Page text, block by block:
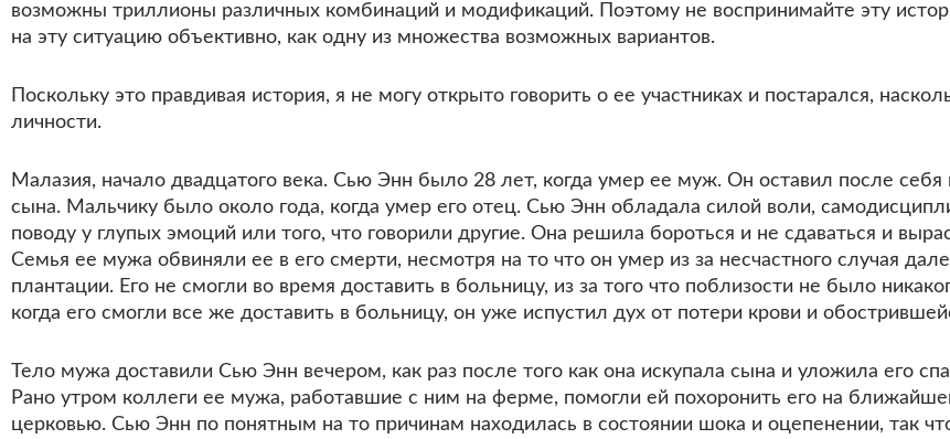
возможны триллионы различных комбинаций и модификаций. Поэтому не воспринимайте эту
на эту ситуацию объективно, как одну из множества возможных вариантов.
Поскольку это правдивая история, я не могу открыто говорить о ее участниках и постарался,
личности.
Малазия, начало двадцатого века. Сью Энн было 28 лет, когда умер ее муж. Он оставил после себя
сына. Мальчику было около года, когда умер его отец. Сью Энн обладала силой воли,
поводу у глупых эмоций или того, что говорили другие. Она решила бороться и не сдаваться и
Семья ее мужа обвиняли ее в его смерти, несмотря на то что он умер из за несчастного случая
плантации. Его не смогли во время доставить в больницу, из за того что поблизости не было
когда его смогли все же доставить в больницу, он уже испустил дух от потери крови и
Тело мужа доставили Сью Энн вечером, как раз после того как она искупала сына и уложила его
Рано утром коллеги ее мужа, работавшие с ним на ферме, помогли ей похоронить его на
церковью. Сью Энн по понятным на то причинам находилась в состоянии шока и оцепенении, так